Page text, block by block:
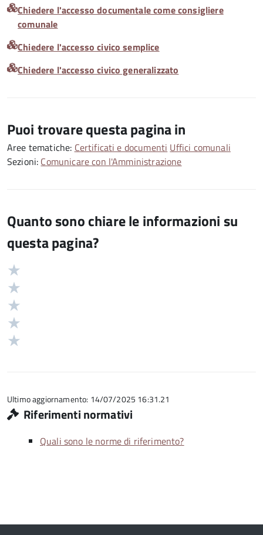
Chiedere l'accesso documentale come consigliere
comunale
Chiedere l'accesso civico semplice
Chiedere l'accesso civico generalizzato
Puoi trovare questa pagina in
Aree tematiche: Certificati e documenti Uffici comunali
Sezioni: Comunicare con l'Amministrazione
Quanto sono chiare le informazioni su
questa pagina?
Valutazione
5
Ultimo aggiornamento: 14/07/2025 16:31.21
Riferimenti normativi
Quali sono le norme di riferimento?